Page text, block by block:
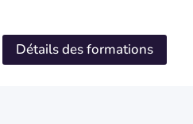
Détails des formations